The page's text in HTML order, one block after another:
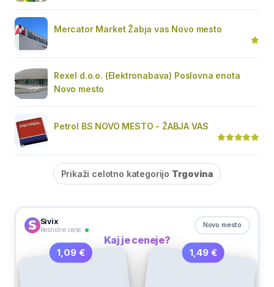
Mercator Market Žabja vas Novo mesto
Rexel d.o.o. (Elektronabava) Poslovna enota
Novo mesto
Petrol BS NOVO MESTO - ŽABJA VAS
Prikaži celotno kategorijo Trgovina
Sivix
Resnične cene
Novo mesto
Kaj je ceneje?
1,09 € 1,49 €